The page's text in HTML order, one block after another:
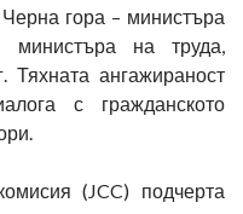
гора – министъра
министъра на труда,
Тяхната ангажираност
с гражданското
(JCC) подчерта